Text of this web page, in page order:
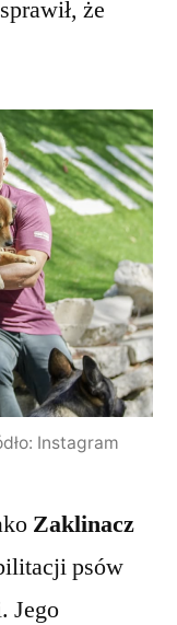
że
Instagram
Zaklinacz
psów
Jego